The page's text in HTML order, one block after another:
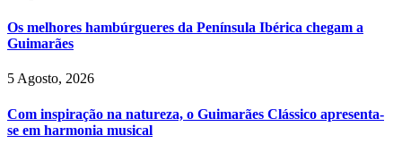
Os melhores hambúrgueres da Península Ibérica chegam a
Guimarães
5 Agosto, 2026
Com inspiração na natureza, o Guimarães Clássico apresenta-
se em harmonia musical